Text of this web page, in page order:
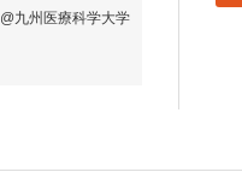
@九州医療科学大学